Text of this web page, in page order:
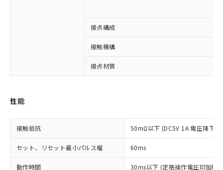
接点構成
接触機構
接点材質
性能
接触抵抗 50mΩ以下 (DC5V 1A 電圧降下法)
セット、リセット最小パルス幅 60ms
動作時間 30ms以下 (定格操作電圧印加時
以下の条件をお読みいただき、同意のうえ
ご利用ください。
本サービスは、当社制御機器事業取扱
対応済み：EU RoHS指令（10物質）の
対応予定なし：EU RoHS指令（10物質）の
非含有に非対応の商品で、対応品を出す予
定はありません。
調査・確認中：EU RoHS指令（10物質）の
非含有の対応状況を調査中または確認中の
※1 中国RoHS○×表